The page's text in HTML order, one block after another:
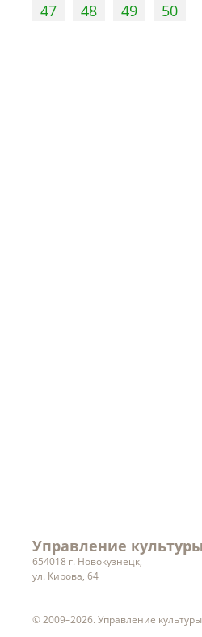
47
48 49 50
Управление
654018 г. Новокузнецк,
ул. Кирова, 64
© 2009–2026. Управление